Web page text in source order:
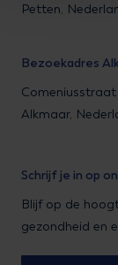
Petten,
Bezoekadres
Comeniusstraat
Alkmaar,
Schrijf je in op
Blijf op de
gezondheid en